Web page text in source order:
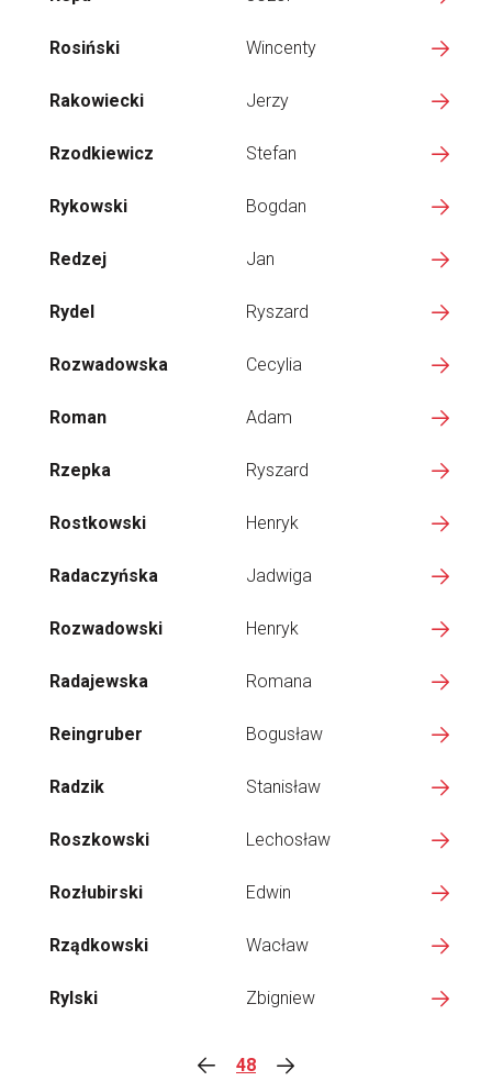
Rosiński Wincenty
Rakowiecki Jerzy
Rzodkiewicz Stefan
Rykowski Bogdan
Redzej Jan
Rydel Ryszard
Rozwadowska Cecylia
Roman Adam
Rzepka Ryszard
Rostkowski Henryk
Radaczyńska Jadwiga
Rozwadowski Henryk
Radajewska Romana
Reingruber Bogusław
Radzik Stanisław
Roszkowski Lechosław
Rozłubirski Edwin
Rządkowski Wacław
Rylski Zbigniew
48